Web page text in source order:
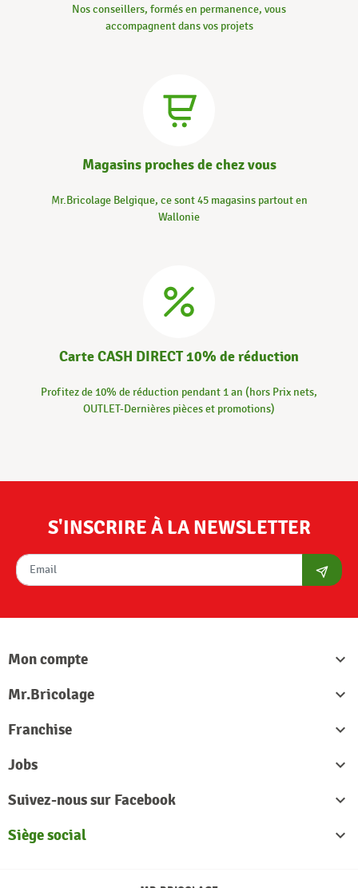
Nos conseillers, formés en permanence, vous
accompagnent dans vos projets
Magasins proches de chez vous
Mr.Bricolage Belgique, ce sont 45 magasins partout en
Wallonie
Carte CASH DIRECT 10% de réduction
Profitez de 10% de réduction pendant 1 an (hors Prix nets,
OUTLET-Dernières pièces et promotions)
S'INSCRIRE À LA NEWSLETTER
Mon compte

Mr.Bricolage

Franchise

Jobs

Suivez-nous sur Facebook

Siège social
